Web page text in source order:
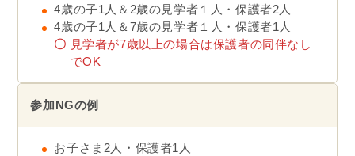
4歳の子1人＆2歳の見学者１人・保護者2人
4歳の子1人＆7歳の見学者１人・保護者1人
〇 見学者が7歳以上の場合は保護者の同伴なし
でOK
参加NGの例
お子さま2人・保護者1人